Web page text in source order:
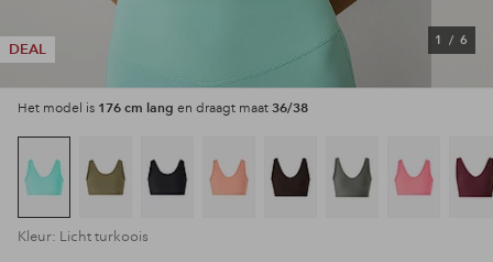
DEAL
1 / 6
Het model is 176 cm lang en draagt maat 36/38
Kleur: Licht turkoois